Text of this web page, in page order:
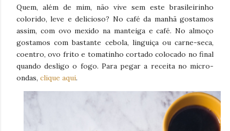
Quem, além de mim, não vive sem este brasileirinho
colorido, leve e delicioso? No café da manhã gostamos
assim, com ovo mexido na manteiga e café. No almoço
gostamos com bastante cebola, linguiça ou carne-seca,
coentro, ovo frito e tomatinho cortado colocado no final
quando desligo o fogo. Para pegar a receita no micro-
ondas, clique aqui.